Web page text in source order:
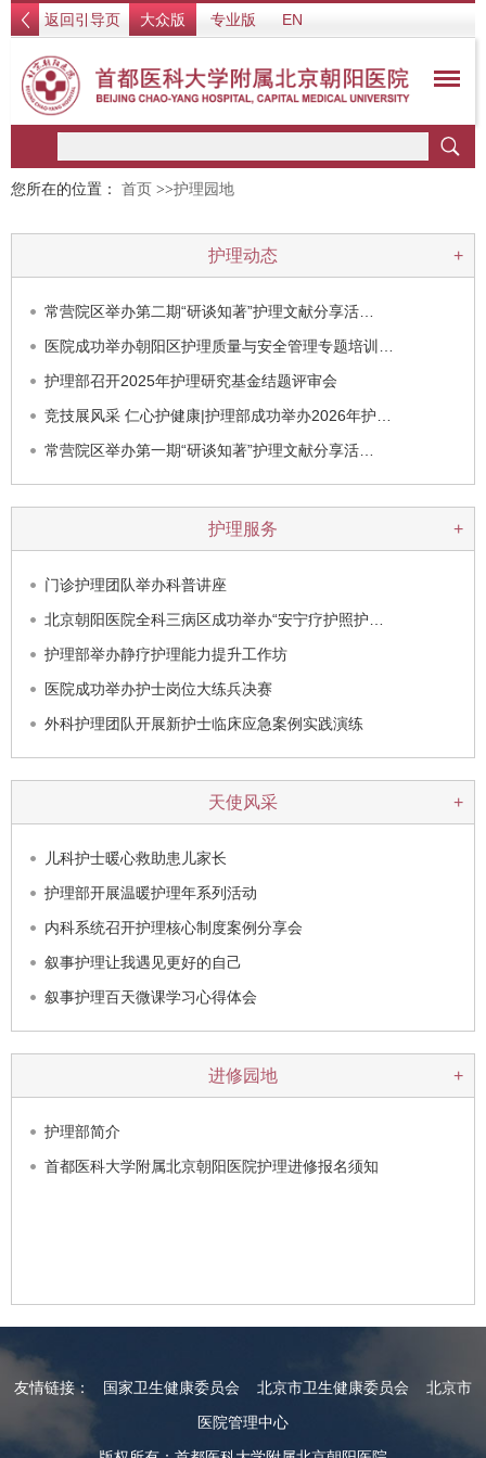
返回引导页 大众版 专业版 EN
您所在的位置： 首页 >>护理园地
护理动态 +
常营院区举办第二期“研谈知著”护理文献分享活…
医院成功举办朝阳区护理质量与安全管理专题培训…
护理部召开2025年护理研究基金结题评审会
竞技展风采 仁心护健康|护理部成功举办2026年护…
常营院区举办第一期“研谈知著”护理文献分享活…
护理服务 +
门诊护理团队举办科普讲座
北京朝阳医院全科三病区成功举办“安宁疗护照护…
护理部举办静疗护理能力提升工作坊
医院成功举办护士岗位大练兵决赛
外科护理团队开展新护士临床应急案例实践演练
天使风采 +
儿科护士暖心救助患儿家长
护理部开展温暖护理年系列活动
内科系统召开护理核心制度案例分享会
叙事护理让我遇见更好的自己
叙事护理百天微课学习心得体会
进修园地 +
护理部简介
首都医科大学附属北京朝阳医院护理进修报名须知
友情链接： 国家卫生健康委员会 北京市卫生健康委员会
北京市
医院管理中心